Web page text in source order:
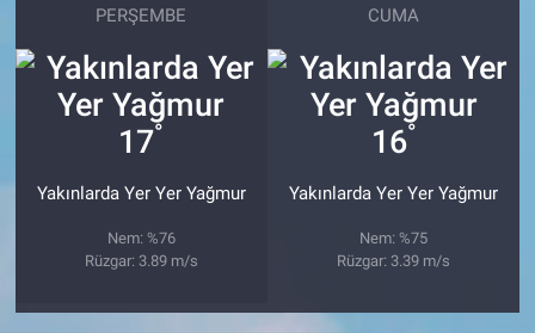
PERŞEMBE
17°
Yakınlarda Yer Yer Yağmur
Nem: %76
Rüzgar: 3.89 m/s
CUMA
16°
Yakınlarda Yer Yer Yağmur
Nem: %75
Rüzgar: 3.39 m/s